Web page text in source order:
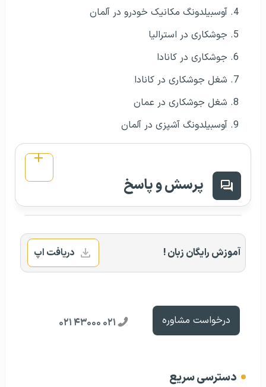
آوسبیلدونگ مکانیک خودرو در آلمان
جوشکاری در استرالیا
جوشکاری در کانادا
شغل جوشکاری در کانادا
شغل جوشکاری در عمان
آوسبیلدونگ آشپزی در آلمان
پرسش و پاسخ
آموزش رایگان زبان ! دریافت اپ
درخواست مشاوره ۰۲۱ ۴۳۰۰۰ ۰۲۱
دسترسی سریع